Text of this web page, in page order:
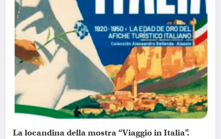
La locandina della mostra “Viaggio in Italia”.